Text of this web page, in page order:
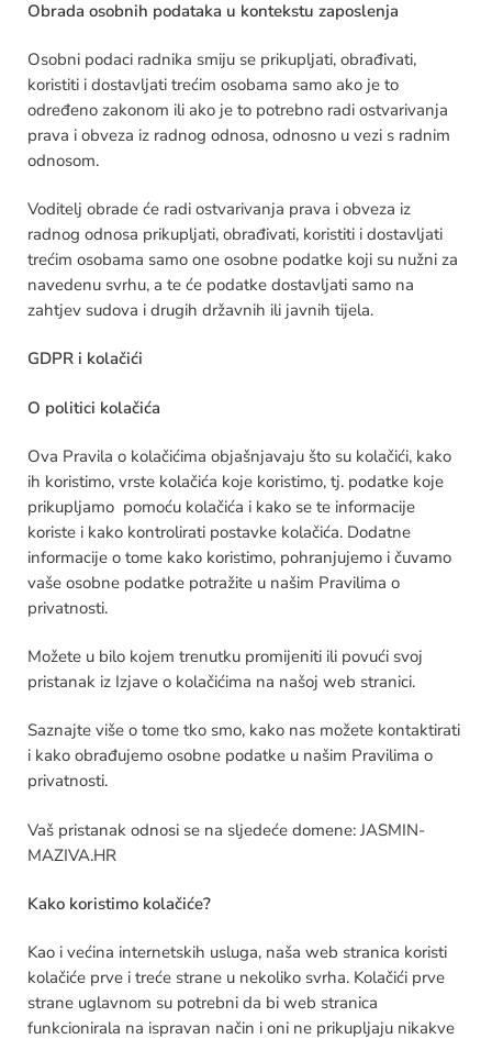
Obrada osobnih podataka u kontekstu zaposlenja
Osobni podaci radnika smiju se prikupljati, obrađivati,
koristiti i dostavljati trećim osobama samo ako je to
određeno zakonom ili ako je to potrebno radi ostvarivanja
prava i obveza iz radnog odnosa, odnosno u vezi s radnim
odnosom.
Voditelj obrade će radi ostvarivanja prava i obveza iz
radnog odnosa prikupljati, obrađivati, koristiti i dostavljati
trećim osobama samo one osobne podatke koji su nužni za
navedenu svrhu, a te će podatke dostavljati samo na
zahtjev sudova i drugih državnih ili javnih tijela.
GDPR i kolačići
O politici kolačića
Ova Pravila o kolačićima objašnjavaju što su kolačići, kako
ih koristimo, vrste kolačića koje koristimo, tj. podatke koje
prikupljamo pomoću kolačića i kako se te informacije
koriste i kako kontrolirati postavke kolačića. Dodatne
informacije o tome kako koristimo, pohranjujemo i čuvamo
vaše osobne podatke potražite u našim Pravilima o
privatnosti.
Možete u bilo kojem trenutku promijeniti ili povući svoj
pristanak iz Izjave o kolačićima na našoj web stranici.
Saznajte više o tome tko smo, kako nas možete kontaktirati
i kako obrađujemo osobne podatke u našim Pravilima o
privatnosti.
Vaš pristanak odnosi se na sljedeće domene: JASMIN-
MAZIVA.HR
Kako koristimo kolačiće?
Kao i većina internetskih usluga, naša web stranica koristi
kolačiće prve i treće strane u nekoliko svrha. Kolačići prve
strane uglavnom su potrebni da bi web stranica
funkcionirala na ispravan način i oni ne prikupljaju nikakve